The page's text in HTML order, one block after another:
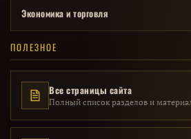
Экономика и торговля
ПОЛЕЗНОЕ
Все страницы сайта
Полный список разделов и